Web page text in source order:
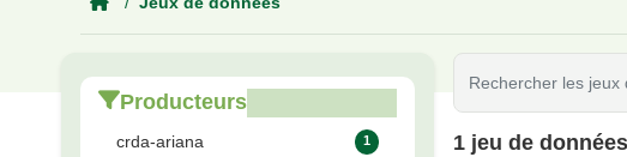
Producteurs
crda-ariana 1 1 jeu de